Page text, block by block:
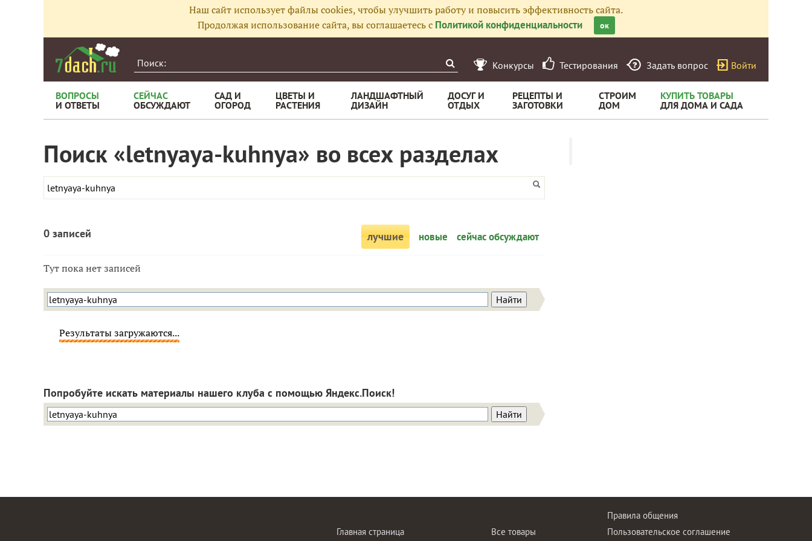
Наш сайт использует файлы cookies, чтобы улучшить работу и повысить эффективность сайта.
Продолжая использование сайта, вы соглашаетесь с Политикой конфиденциальности ок
Конкурсы Тестирования Задать вопрос Войти
ВОПРОСЫ
И ОТВЕТЫ
СЕЙЧАС
ОБСУЖДАЮТ
САД И
ОГОРОД
ЦВЕТЫ И
РАСТЕНИЯ
ЛАНДШАФТНЫЙ
ДИЗАЙН
ДОСУГ И
ОТДЫХ
РЕЦЕПТЫ И
ЗАГОТОВКИ
СТРОИМ
ДОМ
КУПИТЬ ТОВАРЫ
ДЛЯ ДОМА И САДА
Поиск «letnyaya-kuhnya» во всех разделах
0 записей лучшие новые сейчас обсуждают
Тут пока нет записей
Результаты загружаются...
Попробуйте искать материалы нашего клуба с помощью Яндекс.Поиск!
Главная страница Все товары
Правила общения
Пользовательское соглашение